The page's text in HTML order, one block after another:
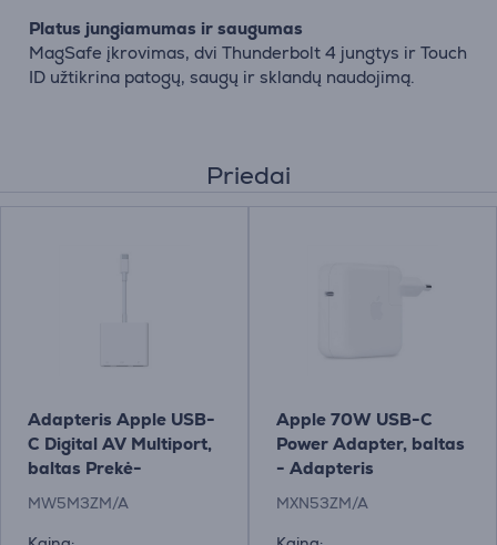
Platus jungiamumas ir saugumas
MagSafe įkrovimas, dvi Thunderbolt 4 jungtys ir Touch
ID užtikrina patogų, saugų ir sklandų naudojimą.
Priedai
Adapteris Apple USB-
C Digital AV Multiport,
baltas Prekė-
MW5M3ZM/A
MW5M3ZM/A
Apple 70W USB-C
Power Adapter, baltas
- Adapteris
MXN53ZM/A